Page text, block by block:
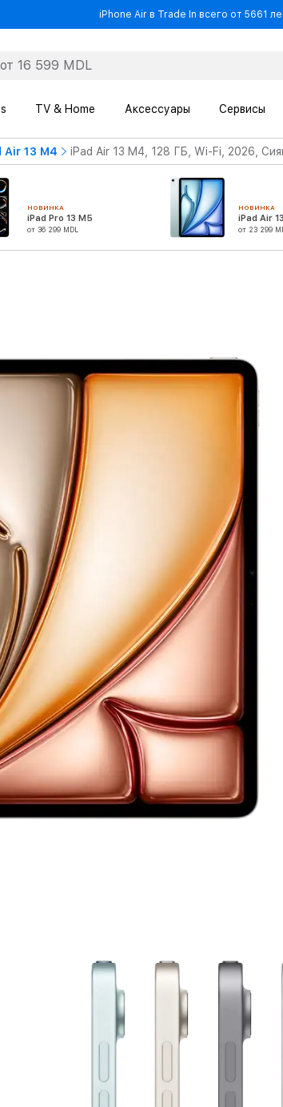
iPhone Air в Trade In всего от 5661
TV & Home Аксессуары Сервисы
Air 13 M4 iPad Air 13 M4, 128 ГБ, Wi-Fi, 2026,
НОВИНКА
iPad Pro 13 M5
от 36 299 MDL
НОВИНКА
iPad Air
от 23 299